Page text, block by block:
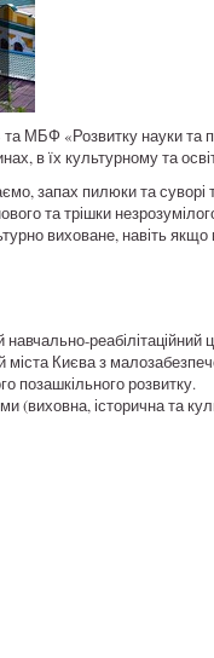
МБФ «Розвитку науки та
в їх культурному та
запах пилюки та суворі
та трішки
виховане, навіть якщо
реабілітаційний
міста Києва з
позашкільного розвитку.
(виховна, історична та